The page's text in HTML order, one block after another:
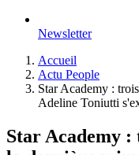
Newsletter
Accueil
Actu People
Star Academy :
Adeline Toniutti
Star Academy :